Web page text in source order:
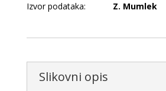
Izvor podataka:
Z. Mumlek
Slikovni opis